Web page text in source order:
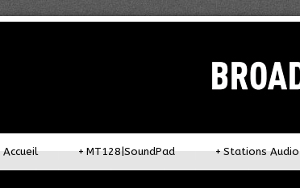
Accueil MT128|SoundPad
+ Stations Audio
+